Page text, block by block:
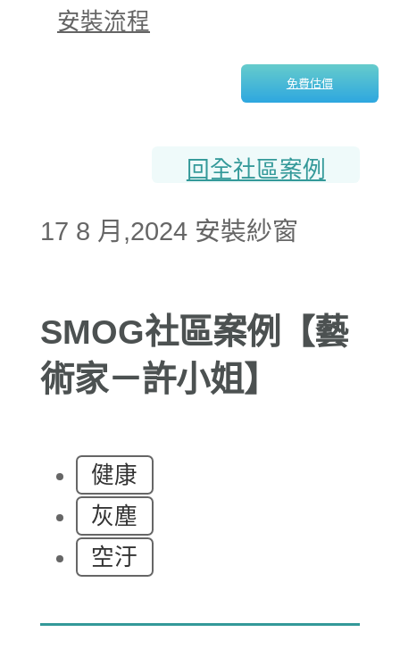
安裝流程
免費估價
回全社區案例
17 8 月,2024 安裝紗窗
SMOG社區案例【藝
術家－許小姐】
健康
灰塵
空汙